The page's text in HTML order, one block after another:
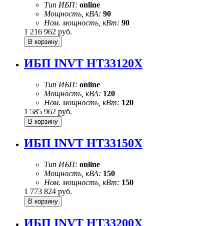
Тип ИБП: online
Мощность, кВА: 90
Ном. мощность, кВт: 90
1 216 962 руб.
ИБП INVT HT33120X
Тип ИБП: online
Мощность, кВА: 120
Ном. мощность, кВт: 120
1 585 962 руб.
ИБП INVT HT33150X
Тип ИБП: online
Мощность, кВА: 150
Ном. мощность, кВт: 150
1 773 824 руб.
ИБП INVT HT33200X